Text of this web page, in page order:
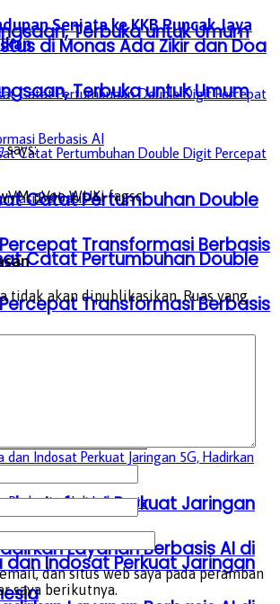
Terbuka untuk Umum
Catat Pertumbuhan Double
Transformasi Berbasis
dan Indosat Perkuat Jaringan
Layanan Berbasis AI di
di Monas Ada Zikir dan Doa
Terbuka untuk Umum
Catat Pertumbuhan Double
Transformasi Berbasis
dan Indosat Perkuat Jaringan
Senjata ke KKB Puncak Jaya
says:
pVoo WUKi fagsc
tidak akan dipublikasikan. Ruas yang
dan situs web saya pada peramban
saya berikutnya.